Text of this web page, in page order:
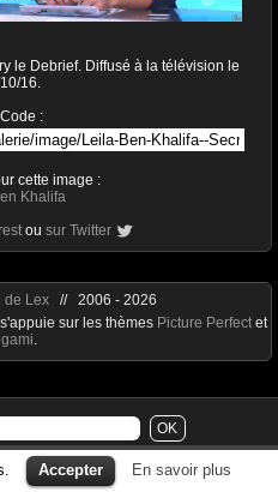
le Debrief. Diffusé à la télévision le
16.
:
cette image :
Khalifa
ou sur Twitter
Accepter En savoir plus
de Lex// 2006 - 2026
sur les thèmes Picture Perfect et
.